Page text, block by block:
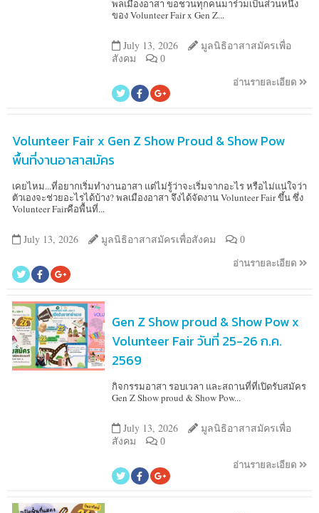
พลเมืองอาสา ขอชวนทุกคนมาร่วมเป็นส่วนหนึ่ง
ของ Volunteer Fair x Gen Z...
July 13, 2026
มูลนิธิอาสาสมัครเพื่อ
สังคม
0
อ่านรายละเอียด
Volunteer Fair x Gen Z Show Proud & Show Pow
พื้นที่งานอาสาสมัคร
เคยไหม...ที่อยากเริ่มทำงานอาสา แต่ไม่รู้ว่าจะเริ่มจากอะไร หรือไม่แน่ใจว่า
ตัวเองจะช่วยอะไรได้บ้าง? พลเมืองอาสา จึงได้จัดงาน Volunteer Fair ขึ้น ซึ่ง
Volunteer Fairคือพื้นที่...
July 13, 2026 มูลนิธิอาสาสมัครเพื่อสังคม 0
อ่านรายละเอียด
Gen Z Show proud & Show Pow x
Volunteer Fair วันที่ 25-26 ก.ค.
2569
กิจกรรมอาสา รอบเวลา และสถานที่ที่เปิดรับสมัคร
Gen Z Show proud & Show Pow...
July 13, 2026
มูลนิธิอาสาสมัครเพื่อ
สังคม
0
อ่านรายละเอียด